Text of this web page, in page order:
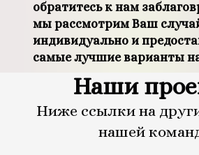
обратитесь к нам
мы рассмотрим Ваш
индивидуально и
самые лучшие варианты
Наши
Ниже ссылки на
нашей